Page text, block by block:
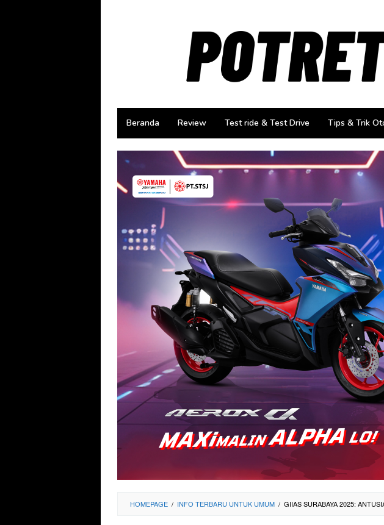
Beranda Review Test ride & Test Drive Tips & Trik
HOMEPAGE / INFO TERBARU UNTUK UMUM / GIIAS SURABAYA 2025: